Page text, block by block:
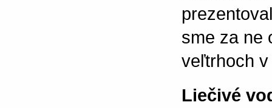
sme za ne
veľtrhoch v
Liečivé